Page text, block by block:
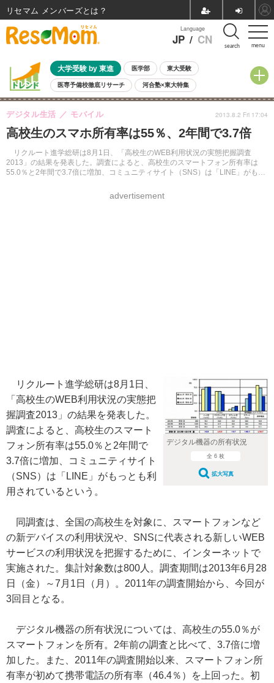
menu
Language
JP / CN search
大学受験 by 東進 医学部 東大受験
医専予備校徹底リサーチ 河合塾×東大特集
親子で考える大学選び 高校受験 中学受験 小学校受験
共通テスト 夏休み 8月開催学校説明会・相談会
8月開催イベント・WS 全国公立高校 過去問 人気記事
自由研究教材（小学生向け） 自由研究教材（中学生向け） ランキング
高校生のスマホ所有率は55％、2年間で3.7倍
リクルート進学総研は8月1日、「高校生のWEB利用状況の実態把握調査
2013」の結果を発表した。調査によると、高校生のスマートフォン所有率は
55.0％と2年間で3.7倍に増加、コミュニティサイト（SNS）は「LINE」がもっ
デジタル生活 モバイル
advertisement
2013.8.2 Fri 17:04
デジタル機器の所有状況
全 6 枚
拡大写真
リクルート進学総研は8月1日、
「高校生のWEB利用状況の実態把
握調査2013」の結果を発表した。
調査によると、高校生のスマート
フォン所有率は55.0％と2年間で
3.7倍に増加、コミュニティサイト
（SNS）は「LINE」がもっとも利
用されているという。
同調査は、全国の高校生を対象に、スマートフォンなど
の新デバイスの利用状況や、SNSに代表される新しいWEB
サービスの利用状況を把握するために、インターネットで
実施された。集計対象数は800人。調査期間は2013年6月28
日（金）～7月1日（月）。2011年の調査開始から、今回が
3回目となる。
デジタル機器の所有状況については、高校生の55.0％が
スマートフォンを所有。2年前の調査と比べて、3.7倍に増
加した。また、2011年の調査開始以来、スマートフォン所
有率が初めて携帯電話の所有率（46.4％）を上回った。初
リセマム メンバーズ